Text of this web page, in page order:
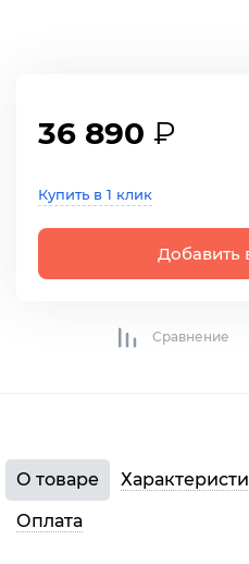
36 890 ₽
Купить в 1 клик
Добавить
Сравнение
О товаре
Оплата